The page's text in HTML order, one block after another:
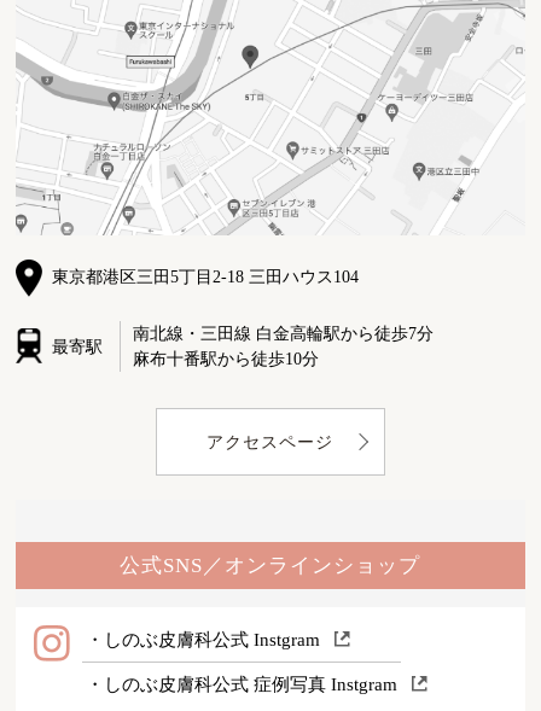
東京都港区三田5丁目2-18 三田ハウス104
最寄駅
南北線・三田線 白金高輪駅から徒歩7分
麻布十番駅から徒歩10分
アクセスページ
公式SNS／オンラインショップ
・しのぶ皮膚科公式 Instgram
・しのぶ皮膚科公式 症例写真 Instgram